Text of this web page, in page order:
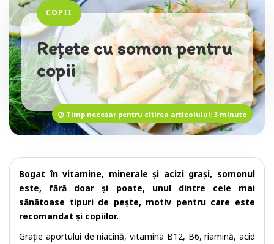
Timp necesar pentru citirea articolului: 3 minute
COPII
Rețete cu somon pentru
copii
Bogat în vitamine, minerale și acizi grași, somonul
este, fără doar și poate, unul dintre cele mai
sănătoase tipuri de pește, motiv pentru care este
recomandat și copiilor.
Grație aportului de niacină, vitamina B12, B6, riamină, acid